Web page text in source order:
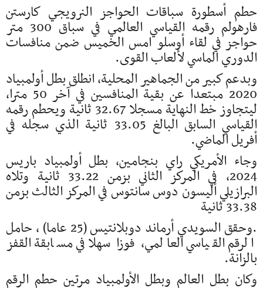
حطم أسطورة سباقات الحواجز النرويجي كارستن
فارهولم رقمه القياسي العالمي في سباق 300 متر
حواجز في لقاء أوسلو امس الخميس ضمن منافسات
الدوري الماسي لألعاب القوى.
وبدعم كبير من الجماهير المحلية، انطلق بطل أولمبياد
2020 مبتعدا عن بقية المنافسين في آخر 50 مترا،
ليتجاوز خط النهاية مسجلا 32.67 ثانية ويحطم رقمه
القياسي السابق البالغ 33.05 ثانية الذي سجله في
أفريل الماضي.
وجاء الأمريكي راي بنجامين، بطل أولمبياد باريس
2024، في المركز الثاني بزمن 33.22 ثانية وتلاه
البرازيلي أليسون دوس سانتوس في المركز الثالث بزمن
33.38 ثانية
.وحقق السويدي أرماند دوبلانتيس (25 عاما) ، حامل
الرقم القياسي العالمي، فوزا سهلا في مسابقة القفز
بالزانة.
وكان بطل العالم وبطل الأولمبياد مرتين حطم الرقم